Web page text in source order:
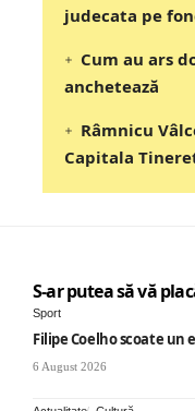
judecata pe
Cum au ars
anchetează
Râmnicu
Capitala
S-ar putea să vă
Sport
Filipe Coelho scoate un
6 August 2026